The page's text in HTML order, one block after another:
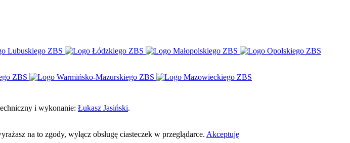
i wykonanie: Łukasz Jasiński.
na to zgody, wyłącz obsługę ciasteczek w przeglądarce. Akceptuję